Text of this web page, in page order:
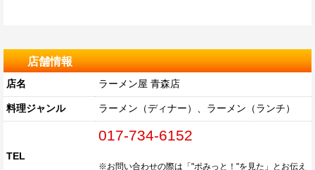
店舗情報
店名 ラーメン屋 青森店
料理ジャンル ラーメン（ディナー）、ラーメン（ランチ）
TEL
017-734-6152
※お問い合わせの際は「"ポみっと！"を見た」とお伝え